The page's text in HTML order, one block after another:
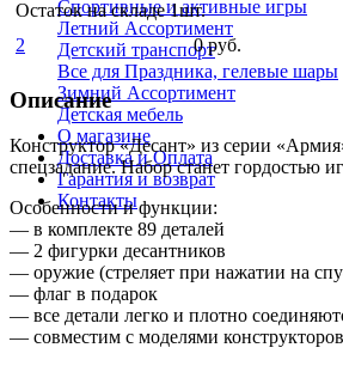
Спортивные и активные игры
Летний Ассортимент
Детский транспорт
Все для Праздника, гелевые шары
Зимний Ассортимент
Детская мебель
О магазине
Доставка и Оплата
Гарантия и возврат
Контакты
Остаток на складе 1шт.
2
0 руб.
Описание
Конструктор «Десант» из cерии
спецзадание. Набор станет гордостью
Особенности и функции:
— в комплекте 89 деталей
— 2 фигурки десантников
— оружие (стреляет при нажатии на
— флаг в подарок
— все детали легко и плотно
— совместим с моделями